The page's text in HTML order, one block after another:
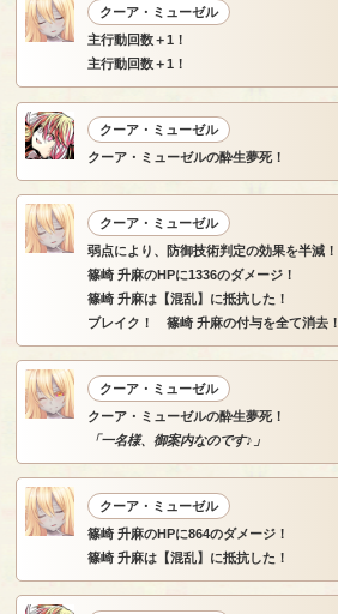
クーア・ミューゼル
主行動回数＋1！
主行動回数＋1！
クーア・ミューゼル
クーア・ミューゼルの酔生夢死！
クーア・ミューゼル
弱点により、防御技術判定の効果を半減！
篠崎 升麻のHPに1336のダメージ！
篠崎 升麻は【混乱】に抵抗した！
ブレイク！ 篠崎 升麻の付与を全て消去！
クーア・ミューゼル
クーア・ミューゼルの酔生夢死！
「一名様、御案内なのです♪」
クーア・ミューゼル
篠崎 升麻のHPに864のダメージ！
篠崎 升麻は【混乱】に抵抗した！